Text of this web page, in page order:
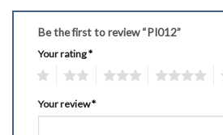
Be the first to review “PI012”
Your rating*
Your review*